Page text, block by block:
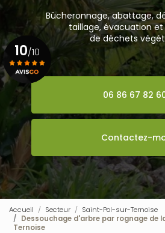
Bûcheronnage, abattage,
taillage, évacuation
de déchets
06 86 67 82
Contactez-
10/10
Voir le certificat
Accueil Secteur
Saint-Pol-sur-Ternoise
Dessouchage d'arbre par rognage de
Ternoise